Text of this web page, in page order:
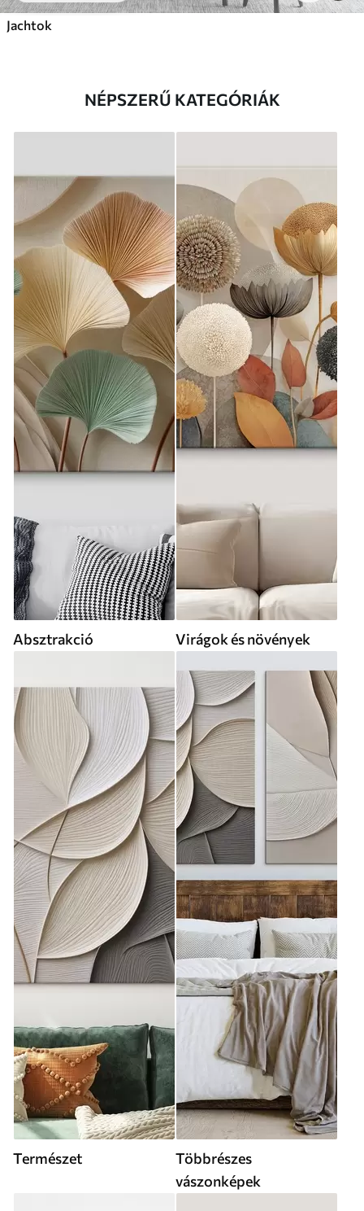
Jachtok
NÉPSZERŰ KATEGÓRIÁK
Absztrakció Virágok és növények
Természet
Többrészes
vászonképek